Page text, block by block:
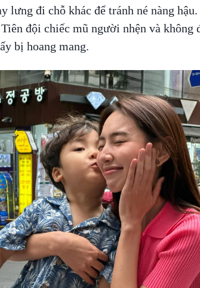
lưng đi chỗ khác để tránh né nàng
đội chiếc mũ người nhện và không
bị hoang mang.